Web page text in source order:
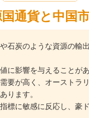
通貨と中国
石炭のような資源の輸
に影響を与えることが
要が高く、オーストラ
ります。
標に敏感に反応し、豪